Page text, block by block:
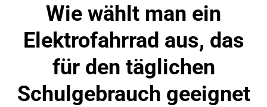
Wie wählt man ein
Elektrofahrrad aus, das
für den täglichen
Schulgebrauch geeignet